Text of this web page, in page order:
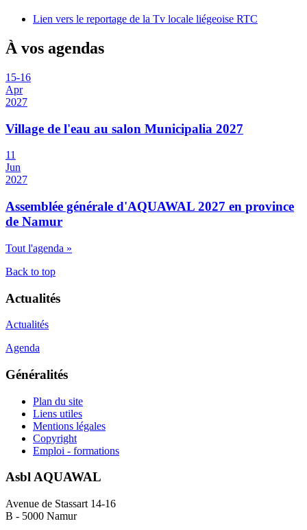
Lien vers le reportage de la Tv locale liégeoise RTC
À vos agendas
15-16
Apr
2027
Village de l'eau au salon Municipalia 2027
11
Jun
2027
Assemblée générale d'AQUAWAL 2027 en province
de Namur
Tout l'agenda »
Back to top
Actualités
Actualités
Agenda
Généralités
Plan du site
Liens utiles
Mentions légales
Copyright
Emploi - formations
Asbl AQUAWAL
Avenue de Stassart 14-16
B - 5000 Namur